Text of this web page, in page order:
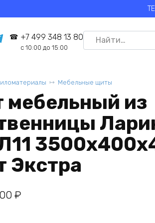
+7 499 348 13 80
с 10:00 до 15:00
Search
for:
Мебельные щиты
из
Экстра
₽